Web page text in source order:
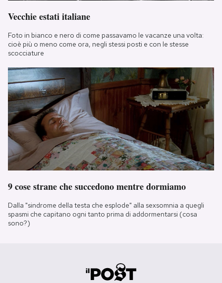
Vecchie estati italiane
Foto in bianco e nero di come passavamo le vacanze una volta:
cioè più o meno come ora, negli stessi posti e con le stesse
scocciature
9 cose strane che succedono mentre dormiamo
Dalla "sindrome della testa che esplode" alla sexsomnia a quegli
spasmi che capitano ogni tanto prima di addormentarsi (cosa
sono?)